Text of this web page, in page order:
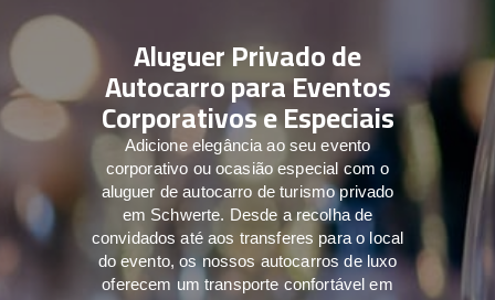
Aluguer Privado de
Autocarro para Eventos
Corporativos e Especiais
Adicione elegância ao seu evento
corporativo ou ocasião especial com o
aluguer de autocarro de turismo privado
em Schwerte. Desde a recolha de
convidados até aos transferes para o local
do evento, os nossos autocarros de luxo
oferecem um transporte confortável em